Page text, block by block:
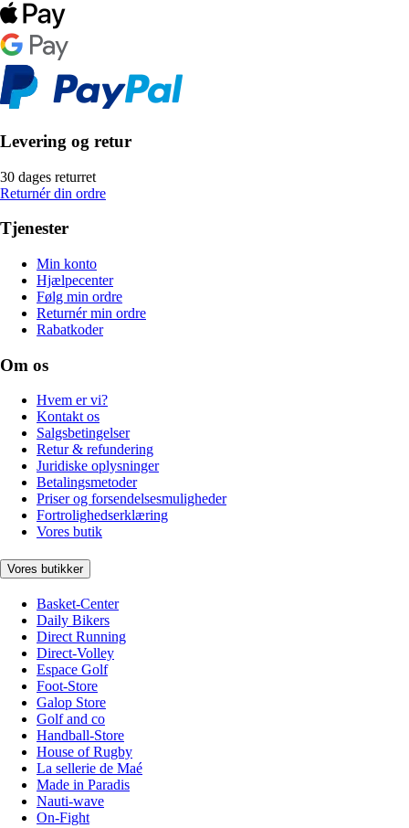
Levering og retur
30 dages returret
Returnér din ordre
Tjenester
Min konto
Hjælpecenter
Følg min ordre
Returnér min ordre
Rabatkoder
Om os
Hvem er vi?
Kontakt os
Salgsbetingelser
Retur & refundering
Juridiske oplysninger
Betalingsmetoder
Priser og forsendelsesmuligheder
Fortrolighedserklæring
Vores butik
Vores butikker
Basket-Center
Daily Bikers
Direct Running
Direct-Volley
Espace Golf
Foot-Store
Galop Store
Golf and co
Handball-Store
House of Rugby
La sellerie de Maé
Made in Paradis
Nauti-wave
On-Fight